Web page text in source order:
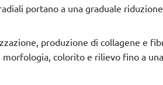
radiali portano a una graduale
produzione di collagene e
morfologia, colorito e rilievo fino a